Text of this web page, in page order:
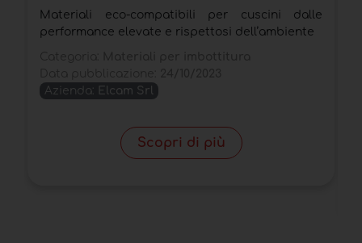
Materiali eco-compatibili per cuscini dalle
performance elevate e rispettosi dell’ambiente
Azienda: Elcam Srl
Scopri di più